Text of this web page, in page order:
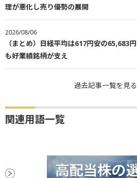
理が悪化し売り優勢の展開
2026/08/06
（まとめ）日経平均は617円安の65,683
も好業績銘柄が支え
過去記事一覧を見る
関連用語一覧